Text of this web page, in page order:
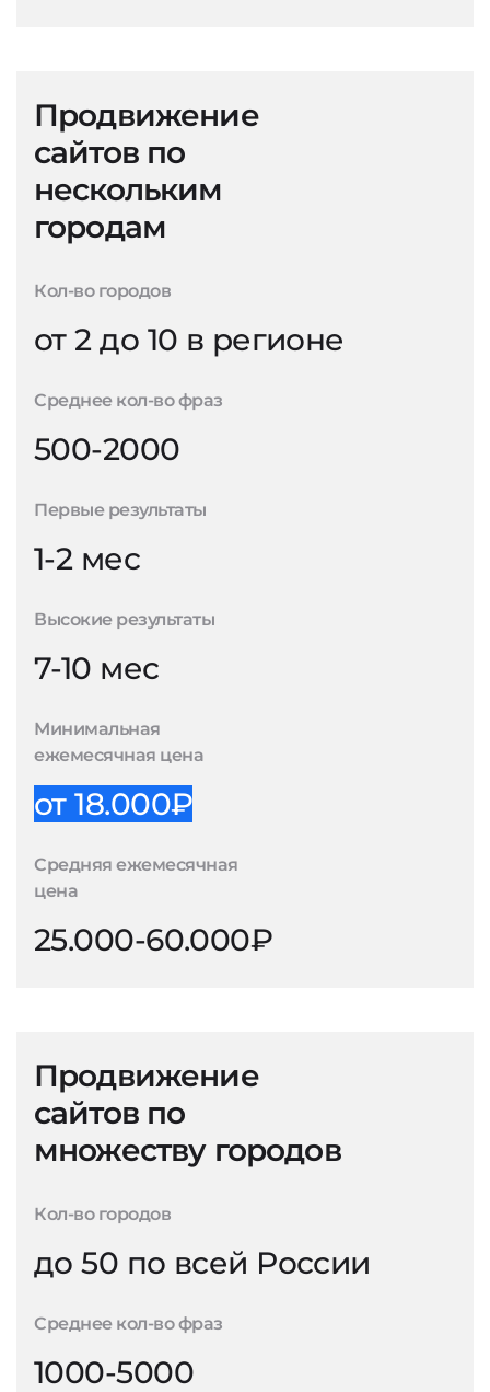
Продвижение
сайтов по
нескольким
городам
Кол-во городов
от 2 до 10 в регионе
Среднее кол-во фраз
500-2000
Первые результаты
1-2 мес
Высокие результаты
7-10 мес
Минимальная
ежемесячная цена
от 18.000₽
Средняя ежемесячная
цена
25.000-60.000₽
Продвижение
сайтов по
множеству городов
Кол-во городов
до 50 по всей России
Среднее кол-во фраз
1000-5000